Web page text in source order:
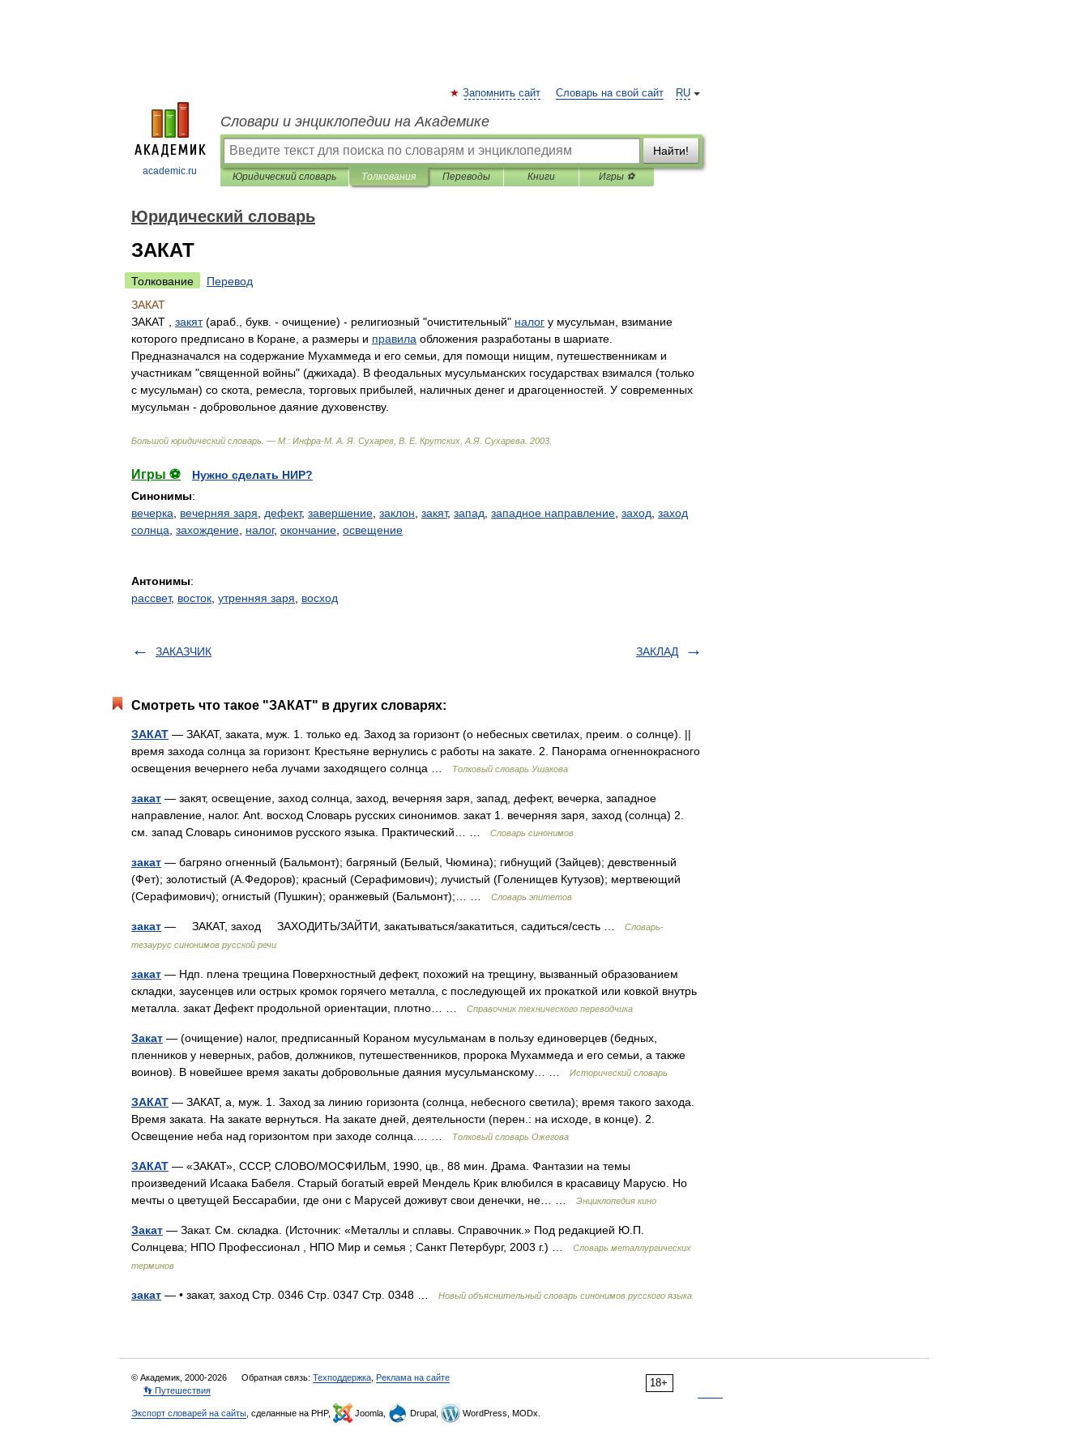
academic.ru
RU
Запомнить сайт Словарь на свой сайт
Словари и энциклопедии на Академике
Найти!
Юридический словарь Толкования Переводы Книги Игры ⚽
Юридический словарь
ЗАКАТ
Толкование
Перевод
ЗАКАТ
ЗАКАТ
закят(араб букв . - очищение) - религиозный "очистительный" налог у мусульман
взимание
которого предписано в Коране а размеры и правила обложения разработаны в шариате
Предназначался на содержание Мухаммеда и его семьи для помощи нищим путешественникам и
участникам "священной войны" (джихада). В феодальных мусульманских государствах взимался (только
с мусульман) со скота ремесла торговых прибылей наличных денег и драгоценностей У современных
мусульман - добровольное даяние духовенству.
Большой юридический словарь . — М : Инфра-М А Я Сухарев В Е. Крутских А Я Сухарева 2003
Игры ⚽
Нужно сделать НИР?
Синонимы:
вечерка
вечерняя заря дефект, завершение заклон закят, запад западное направление заход заход
солнца захождение налог, окончание освещение
Антонимы:
рассвет, восток утренняя заря восход
ЗАКАЗЧИК ЗАКЛАД
Смотреть что такое "ЗАКАТ" в других словарях:
ЗАКАТ — ЗАКАТ, заката, муж. 1. только ед. Заход за горизонт (о небесных светилах, преим. о солнце). ||
время захода солнца за горизонт. Крестьяне вернулись с работы на закате. 2. Панорама огненнокрасного
освещения вечернего неба лучами заходящего солнца …
Толковый словарь Ушакова
закат — закят, освещение, заход солнца, заход, вечерняя заря, запад, дефект, вечерка, западное
направление, налог. Ant. восход Словарь русских синонимов. закат 1. вечерняя заря, заход (солнца) 2.
см. запад Словарь синонимов русского языка. Практический… …
Словарь синонимов
закат — багряно огненный (Бальмонт); багряный (Белый, Чюмина); гибнущий (Зайцев); девственный
(Фет); золотистый (А.Федоров); красный (Серафимович); лучистый (Голенищев Кутузов); мертвеющий
(Серафимович); огнистый (Пушкин); оранжевый (Бальмонт);… …
Словарь эпитетов
закат — ЗАКАТ, заход ЗАХОДИТЬ/ЗАЙТИ, закатываться/закатиться, садиться/сесть …
Словарь-
тезаурус синонимов русской речи
закат — Ндп. плена трещина Поверхностный дефект, похожий на трещину, вызванный образованием
складки, заусенцев или острых кромок горячего металла, с последующей их прокаткой или ковкой внутрь
металла. закат Дефект продольной ориентации, плотно… …
Справочник технического переводчика
Закат — (очищение) налог, предписанный Кораном мусульманам в пользу единоверцев (бедных,
пленников у неверных, рабов, должников, путешественников, пророка Мухаммеда и его семьи, а также
воинов). В новейшее время закаты добровольные даяния мусульманскому… …
Исторический словарь
ЗАКАТ — ЗАКАТ, а, муж. 1. Заход за линию горизонта (солнца, небесного светила); время такого захода.
Время заката. На закате вернуться. На закате дней, деятельности (перен.: на исходе, в конце). 2.
Освещение неба над горизонтом при заходе солнца.… …
Толковый словарь Ожегова
ЗАКАТ — «ЗАКАТ», СССР, СЛОВО/МОСФИЛЬМ, 1990, цв., 88 мин. Драма. Фантазии на темы
произведений Исаака Бабеля. Старый богатый еврей Мендель Крик влюбился в красавицу Марусю. Но
мечты о цветущей Бессарабии, где они с Марусей доживут свои денечки, не… …
Энциклопедия кино
Закат — Закат. См. складка. (Источник: «Металлы и сплавы. Справочник.» Под редакцией Ю.П.
Солнцева; НПО Профессионал , НПО Мир и семья ; Санкт Петербург, 2003 г.) …
Словарь металлургических
терминов
закат — • закат, заход Стр. 0346 Стр. 0347 Стр. 0348 … Новый объяснительный словарь синонимов русского языка
18+
© Академик, 2000-2026 Обратная связь: Техподдержка Реклама на сайте
👣 Путешествия
Экспорт словарей на сайты , сделанные на PHP, Joomla, Drupal, WordPress, MODx.